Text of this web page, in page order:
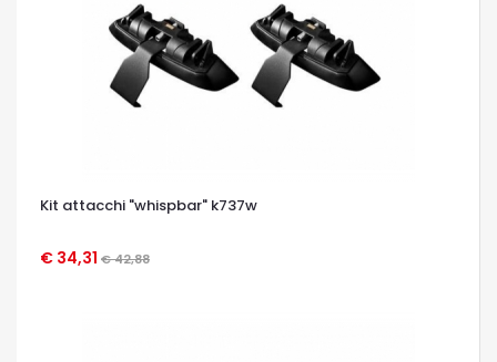
Kit attacchi "whispbar" k737w
€ 34,31 € 42,88
OCCHIATA VELOCE